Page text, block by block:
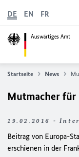
Auswärtiges Amt
DE EN FR
Startseite News
Mutmacher für
19.02.2016 -
Beitrag von Europa-
erschienen in der